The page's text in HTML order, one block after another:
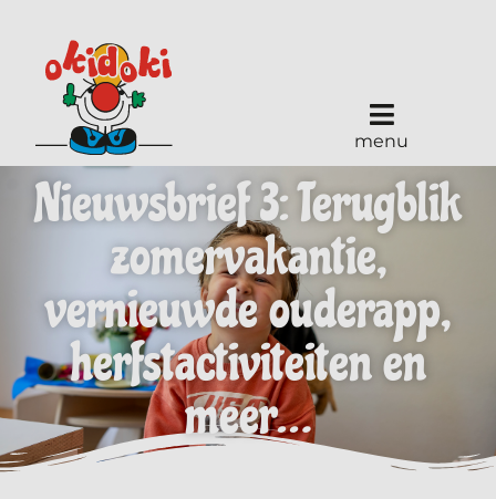
menu
Nieuwsbrief 3: Terugblik
zomervakantie,
vernieuwde ouderapp,
herfstactiviteiten en
meer…